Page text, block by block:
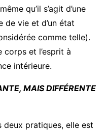
qu’il s’agit d’une
de vie et d’un état
comme telle).
et l’esprit à
intérieure.
MAIS DIFFÉRENTE
deux pratiques, elle est